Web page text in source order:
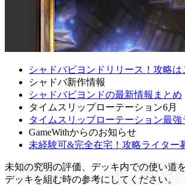
シャドバビヨンドリリース！攻略は
シャドバ新作情報
シャドバビヨンドの最新情報まとめ
タイムスリップローテーション6月
タイムスリップローテーション最強
GameWithからのお知らせ
未経験可&完全在宅！攻略ライター
未知の究明の評価、デッキ内での使い道
デッキを組む時の参考にしてください。